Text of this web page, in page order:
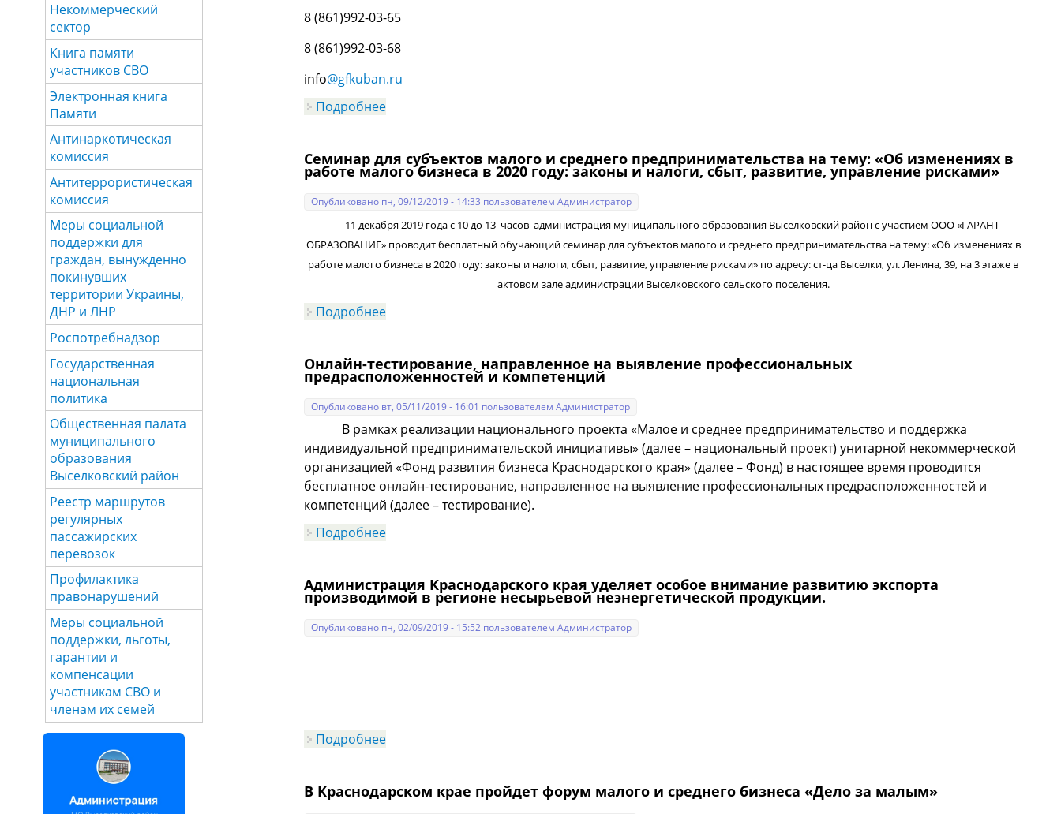
8 (861)992-03-65
8 (861)992-03-68
info@gfkuban.ru
Подробнее
Семинар для субъектов малого и среднего предпринимательства на тему: «Об изменениях в
работе малого бизнеса в 2020 году: законы и налоги, сбыт, развитие, управление рисками»
Опубликовано пн, 09/12/2019 - 14:33 пользователемАдминистратор
11 декабря 2019 года с 10 до 13 часов администрация муниципального образования Выселковский район с участием ООО «ГАРАНТ-
ОБРАЗОВАНИЕ» проводит бесплатный обучающий семинар для субъектов малого и среднего предпринимательства на тему: «Об изменениях в
работе малого бизнеса в 2020 году: законы и налоги, сбыт, развитие, управление рисками» по адресу: ст-ца Выселки, ул. Ленина, 39, на 3 этаже в
актовом зале администрации Выселковского сельского поселения.
Подробнее
Онлайн-тестирование, направленное на выявление профессиональных
предрасположенностей и компетенций
Опубликовано вт, 05/11/2019 - 16:01 пользователемАдминистратор
В рамках реализации национального проекта «Малое и среднее предпринимательство и поддержка
индивидуальной предпринимательской инициативы» (далее – национальный проект) унитарной некоммерческой
организацией «Фонд развития бизнеса Краснодарского края» (далее – Фонд) в настоящее время проводится
бесплатное онлайн-тестирование, направленное на выявление профессиональных предрасположенностей и
компетенций (далее – тестирование).
Подробнее
Администрация Краснодарского края уделяет особое внимание развитию экспорта
производимой в регионе несырьевой неэнергетической продукции.
Опубликовано пн, 02/09/2019 - 15:52 пользователемАдминистратор
Подробнее
В Краснодарском крае пройдет форум малого и среднего бизнеса «Дело за малым»
Некоммерческий
сектор
Книга памяти
участников СВО
Электронная книга
Памяти
Антинаркотическая
комиссия
Антитеррористическая
комиссия
Меры социальной
поддержки для
граждан, вынужденно
покинувших
территории Украины,
ДНР и ЛНР
Роспотребнадзор
Государственная
национальная
политика
Общественная палата
муниципального
образования
Выселковский район
Реестр маршрутов
регулярных
пассажирских
перевозок
Профилактика
правонарушений
Меры социальной
поддержки, льготы,
гарантии и
компенсации
участникам СВО и
членам их семей